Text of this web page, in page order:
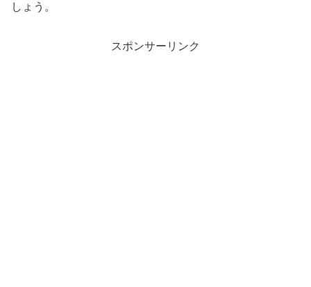
しょう。
スポンサーリンク